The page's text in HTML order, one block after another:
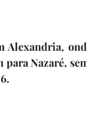
Alexandria,
Nazaré,